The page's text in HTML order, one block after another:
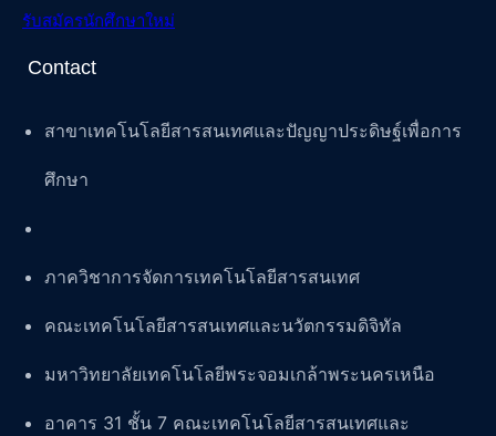
รับสมัครนักศึกษาใหม่
Contact
สาขาเทคโนโลยีสารสนเทศและปัญญาประดิษฐ์เพื่อการ
ศึกษา
ภาควิชาการจัดการเทคโนโลยีสารสนเทศ
คณะเทคโนโลยีสารสนเทศและนวัตกรรมดิจิทัล
มหาวิทยาลัยเทคโนโลยีพระจอมเกล้าพระนครเหนือ
อาคาร 31 ชั้น 7 คณะเทคโนโลยีสารสนเทศและ